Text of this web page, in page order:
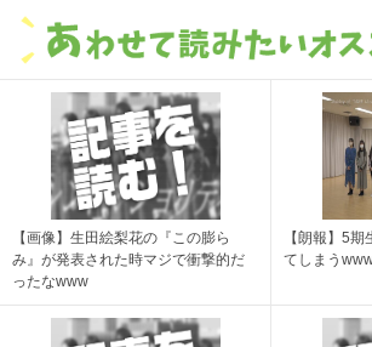
【画像】生田絵梨花の『この膨ら
み』が発表された時マジで衝撃的だ
ったなwww
【朗報】5
てしまう